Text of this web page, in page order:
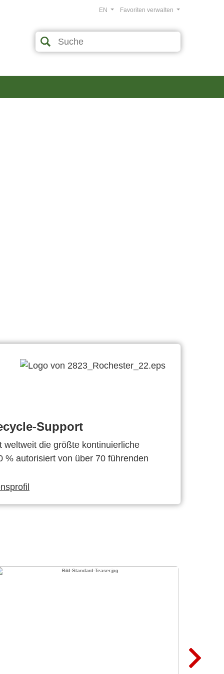
Favoriten verwalten
EN
Support
weltweit die größte kontinuierliche
% autorisiert von über 70 führenden